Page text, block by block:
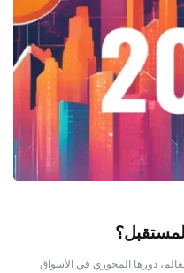
دورها المحوري في الأسواق